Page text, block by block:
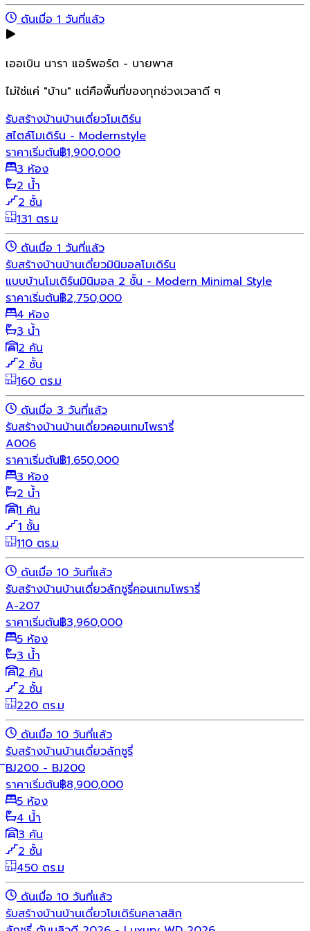
ดันเมื่อ 1 วันที่แล้ว
เออเบิน นารา แอร์พอร์ต - บายพาส
ไม่ใช่แค่ "บ้าน" แต่คือพื้นที่ของทุกช่วงเวลาดี ๆ
รับสร้างบ้านบ้านเดี่ยวโมเดิร์น
สไตล์โมเดิร์น - Modernstyle
ราคาเริ่มต้น฿1,900,000
3 ห้อง
2 น้ำ
2 ชั้น
131 ตร.ม
ดันเมื่อ 1 วันที่แล้ว
รับสร้างบ้านบ้านเดี่ยวมินิมอลโมเดิร์น
แบบบ้านโมเดิร์นมินิมอล 2 ชั้น - Modern Minimal Style
ราคาเริ่มต้น฿2,750,000
4 ห้อง
3 น้ำ
2 คัน
2 ชั้น
160 ตร.ม
ดันเมื่อ 3 วันที่แล้ว
รับสร้างบ้านบ้านเดี่ยวคอนเทมโพรารี่
A006
ราคาเริ่มต้น฿1,650,000
3 ห้อง
2 น้ำ
1 คัน
1 ชั้น
110 ตร.ม
ดันเมื่อ 10 วันที่แล้ว
รับสร้างบ้านบ้านเดี่ยวลักชูรี่คอนเทมโพรารี่
A-207
ราคาเริ่มต้น฿3,960,000
5 ห้อง
3 น้ำ
2 คัน
2 ชั้น
220 ตร.ม
ดันเมื่อ 10 วันที่แล้ว
รับสร้างบ้านบ้านเดี่ยวลักชูรี่
ิBJ200 - BJ200
ราคาเริ่มต้น฿8,900,000
5 ห้อง
4 น้ำ
3 คัน
2 ชั้น
450 ตร.ม
ดันเมื่อ 10 วันที่แล้ว
รับสร้างบ้านบ้านเดี่ยวโมเดิร์นคลาสสิก